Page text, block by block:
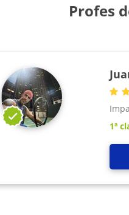
Profes
1ª